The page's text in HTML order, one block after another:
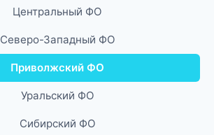
Центральный ФО
Северо-Западный ФО
Приволжский ФО
Уральский ФО
Сибирский ФО